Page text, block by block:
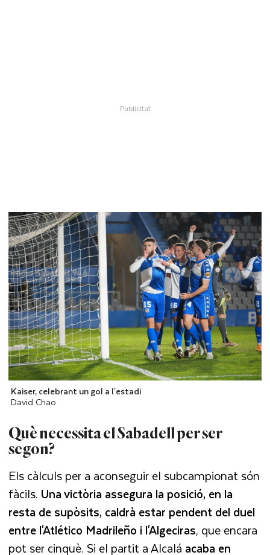
Kaiser, celebrant un gol a l'estadi
David Chao
Què necessita el Sabadell per ser
segon?
Els càlculs per a aconseguir el subcampionat són
fàcils. Una victòria assegura la posició, en la
resta de supòsits, caldrà estar pendent del duel
entre l'Atlético Madrileño i l'Algeciras, que encara
pot ser cinquè. Si el partit a Alcalá acaba en